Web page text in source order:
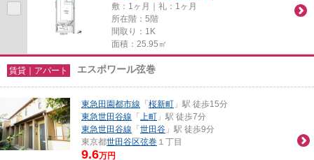
敷：1ヶ月｜礼：1ヶ月
所在階：5階
間取り：1K
面積：25.95㎡
賃貸｜アパート エスポワール弦巻
東急田園都市線 「桜新町 」駅 徒歩15分
東急世田谷線 「 上町 」駅 徒歩7分
東急世田谷線 「世田谷 」駅 徒歩9分
東京都世田谷区弦巻 １丁目
9.6万円